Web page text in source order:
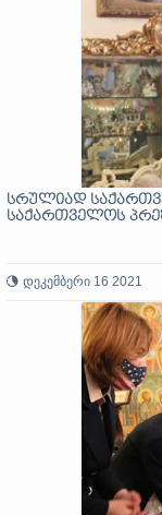
სრულიად
საქართველოს
დეკემბერი 16 2021